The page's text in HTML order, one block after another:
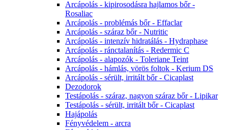
Arcápolás - kipirosodásra hajlamos bőr -
Rosaliac
Arcápolás - problémás bőr - Effaclar
Arcápolás - száraz bőr - Nutritic
Arcápolás - intenzív hidratálás - Hydraphase
Arcápolás - ránctalanítás - Redermic C
Arcápolás - alapozók - Toleriane Teint
Arcápolás - hámlás, vörös foltok - Kerium DS
Arcápolás - sérült, irritált bőr - Cicaplast
Dezodorok
Testápolás - száraz, nagyon száraz bőr - Lipikar
Testápolás - sérült, irritált bőr - Cicaplast
Hajápolás
Fényvédelem - arcra